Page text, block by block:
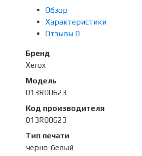
Обзор
Характеристики
Отзывы 0
Бренд
Xerox
Модель
013R00623
Код производителя
013R00623
Тип печати
черно-белый